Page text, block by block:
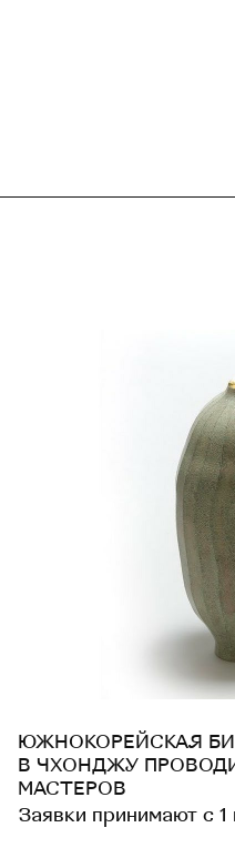
ЮЖНОКОРЕЙСКАЯ
В ЧХОНДЖУ
МАСТЕРОВ
Заявки принимают с 1